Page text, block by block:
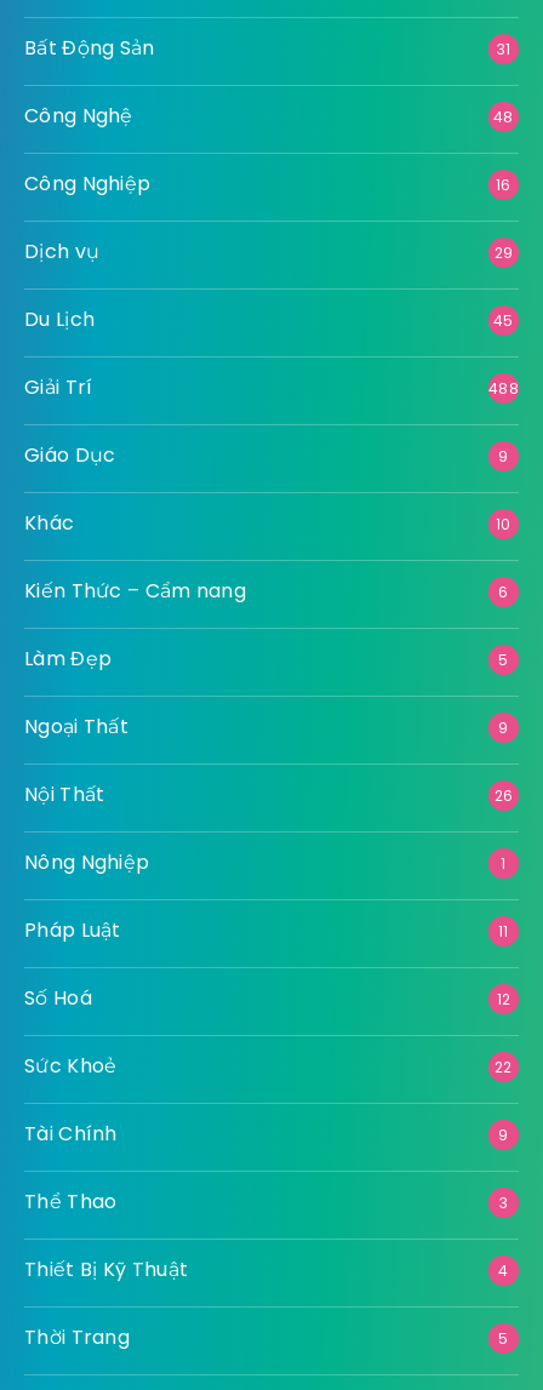
Bất Động Sản 31
Công Nghệ 48
Công Nghiệp 16
Dịch vụ 29
Du Lịch 45
Giải Trí 488
Giáo Dục 9
Khác 10
Kiến Thức – Cẩm nang 6
Làm Đẹp 5
Ngoại Thất 9
Nội Thất 26
Nông Nghiệp 1
Pháp Luật 11
Số Hoá 12
Sức Khoẻ 22
Tài Chính 9
Thể Thao 3
Thiết Bị Kỹ Thuật 4
Thời Trang 5